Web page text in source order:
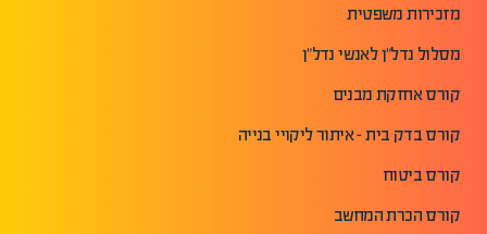
מזכירות משפטית
מסלול נדל"ן לאנשי נדל"ן
קורס אחזקת מבנים
קורס בדק בית - איתור ליקויי בנייה
קורס ביטוח
קורס הכרת המחשב